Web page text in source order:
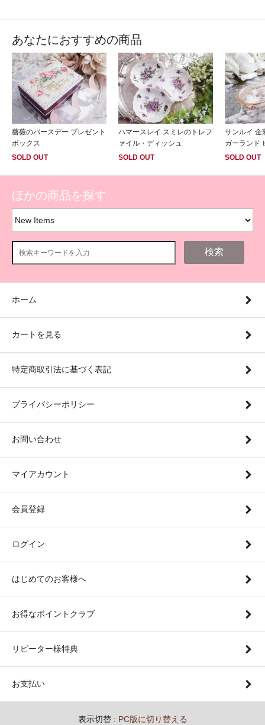
あなたにおすすめの商品
薔薇のバースデー プレゼント
ボックス
SOLD OUT
ハマースレイ スミレのトレフ
ァイル・ディッシュ
SOLD OUT
サンルイ 金
ガーランド
SOLD OUT
ほかの商品を探す
検索
ホーム
カートを見る
特定商取引法に基づく表記
プライバシーポリシー
お問い合わせ
マイアカウント
会員登録
ログイン
はじめてのお客様へ
お得なポイントクラブ
リピーター様特典
お支払い
表示切替 : PC版に切り替える